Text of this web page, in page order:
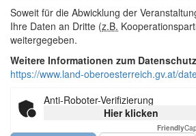
Soweit für die Abwicklung der
Ihre Daten an Dritte (z.B.
weitergegeben.
Weitere Informationen zum Datenschutz
https://www.land-oberoesterreich.gv.at/
Anti-Roboter-Verifizierung
Hier klicken
Friendly